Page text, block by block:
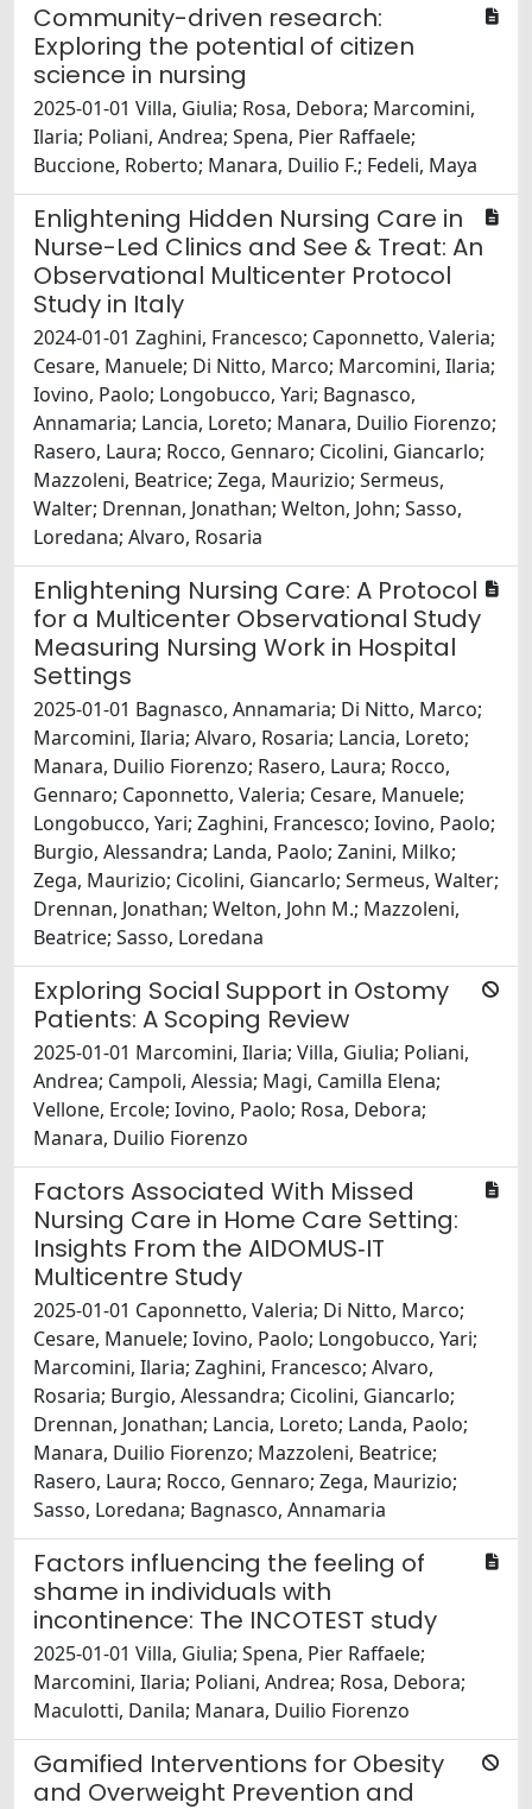
Community-driven research:
Exploring the potential of citizen
science in nursing
2025-01-01 Villa, Giulia; Rosa, Debora; Marcomini,
Ilaria; Poliani, Andrea; Spena, Pier Raffaele;
Buccione, Roberto; Manara, Duilio F.; Fedeli, Maya
Enlightening Hidden Nursing Care in
Nurse-Led Clinics and See & Treat: An
Observational Multicenter Protocol
Study in Italy
2024-01-01 Zaghini, Francesco; Caponnetto, Valeria;
Cesare, Manuele; Di Nitto, Marco; Marcomini, Ilaria;
Iovino, Paolo; Longobucco, Yari; Bagnasco,
Annamaria; Lancia, Loreto; Manara, Duilio Fiorenzo;
Rasero, Laura; Rocco, Gennaro; Cicolini, Giancarlo;
Mazzoleni, Beatrice; Zega, Maurizio; Sermeus,
Walter; Drennan, Jonathan; Welton, John; Sasso,
Loredana; Alvaro, Rosaria
Enlightening Nursing Care: A Protocol
for a Multicenter Observational Study
Measuring Nursing Work in Hospital
Settings
2025-01-01 Bagnasco, Annamaria; Di Nitto, Marco;
Marcomini, Ilaria; Alvaro, Rosaria; Lancia, Loreto;
Manara, Duilio Fiorenzo; Rasero, Laura; Rocco,
Gennaro; Caponnetto, Valeria; Cesare, Manuele;
Longobucco, Yari; Zaghini, Francesco; Iovino, Paolo;
Burgio, Alessandra; Landa, Paolo; Zanini, Milko;
Zega, Maurizio; Cicolini, Giancarlo; Sermeus, Walter;
Drennan, Jonathan; Welton, John M.; Mazzoleni,
Beatrice; Sasso, Loredana
Exploring Social Support in Ostomy
Patients: A Scoping Review
2025-01-01 Marcomini, Ilaria; Villa, Giulia; Poliani,
Andrea; Campoli, Alessia; Magi, Camilla Elena;
Vellone, Ercole; Iovino, Paolo; Rosa, Debora;
Manara, Duilio Fiorenzo
Factors Associated With Missed
Nursing Care in Home Care Setting:
Insights From the AIDOMUS‐IT
Multicentre Study
2025-01-01 Caponnetto, Valeria; Di Nitto, Marco;
Cesare, Manuele; Iovino, Paolo; Longobucco, Yari;
Marcomini, Ilaria; Zaghini, Francesco; Alvaro,
Rosaria; Burgio, Alessandra; Cicolini, Giancarlo;
Drennan, Jonathan; Lancia, Loreto; Landa, Paolo;
Manara, Duilio Fiorenzo; Mazzoleni, Beatrice;
Rasero, Laura; Rocco, Gennaro; Zega, Maurizio;
Sasso, Loredana; Bagnasco, Annamaria
Factors influencing the feeling of
shame in individuals with
incontinence: The INCOTEST study
2025-01-01 Villa, Giulia; Spena, Pier Raffaele;
Marcomini, Ilaria; Poliani, Andrea; Rosa, Debora;
Maculotti, Danila; Manara, Duilio Fiorenzo
Gamified Interventions for Obesity
and Overweight Prevention and